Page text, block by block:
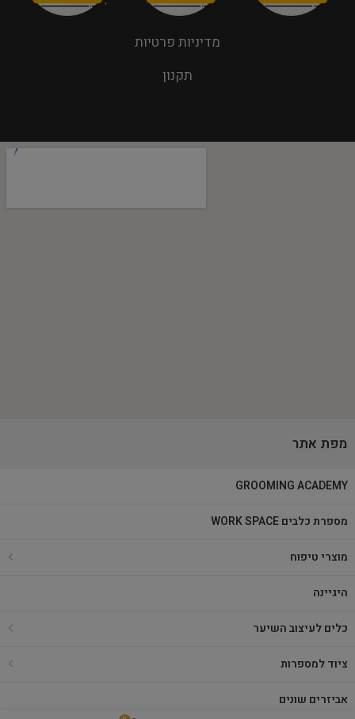
מדיניות פרטיות
תקנון
מפת אתר
GROOMING ACADEMY
מספרת כלבים WORK SPACE
מוצרי טיפוח
היגיינה
כלים לעיצוב השיער
ציוד למספרות
אביזרים שונים